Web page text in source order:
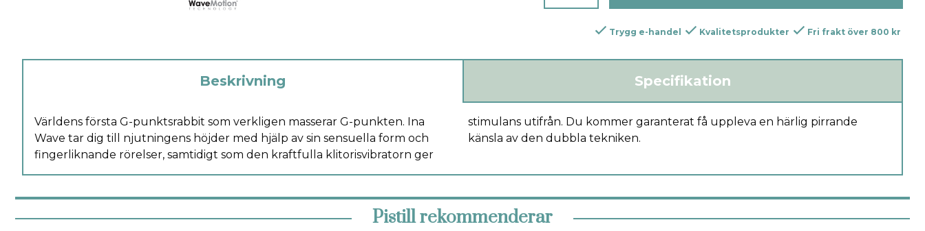
Trygg e-handel Kvalitetsprodukter Fri frakt över 800 kr
Beskrivning Specifikation
Världens första G-punktsrabbit som verkligen masserar G-punkten. Ina
Wave tar dig till njutningens höjder med hjälp av sin sensuella form och
fingerliknande rörelser, samtidigt som den kraftfulla klitorisvibratorn ger
stimulans utifrån. Du kommer garanterat få uppleva en härlig pirrande
känsla av den dubbla tekniken.
Pistill rekommenderar